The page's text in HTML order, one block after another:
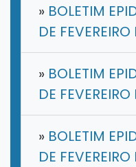
» BOLETIM
DE
» BOLETIM
DE
» BOLETIM
DE